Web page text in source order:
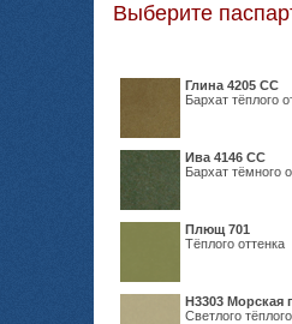
Выберите
Глина 4205 СС
Бархат тёплого
Ива 4146 СС
Бархат тёмного
Плющ 701
Тёплого оттенка
H3303 Морская
Светлого